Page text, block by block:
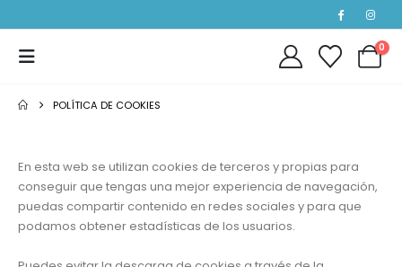
0
POLÍTICA DE COOKIES
En esta web se utilizan cookies de terceros y propias para
conseguir que tengas una mejor experiencia de navegación,
puedas compartir contenido en redes sociales y para que
podamos obtener estadísticas de los usuarios.